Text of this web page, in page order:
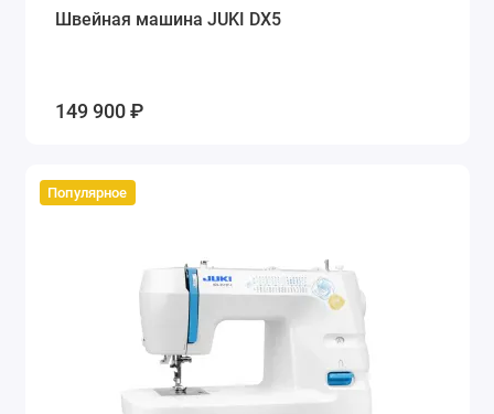
Швейная машина JUKI DX5
149 900 ₽
Популярное